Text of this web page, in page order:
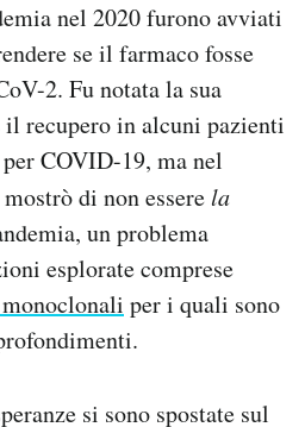
nel 2020 furono avviati
se il farmaco fosse
2. Fu notata la sua
il recupero in alcuni pazienti
COVID-19, ma nel
di non esserela
un problema
esplorate comprese
per i quali sono
si sono spostate sul